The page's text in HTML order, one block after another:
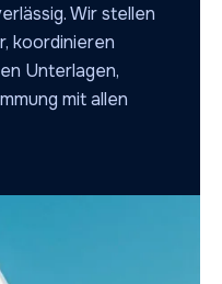
Wir stellen
koordinieren
Unterlagen,
mit allen